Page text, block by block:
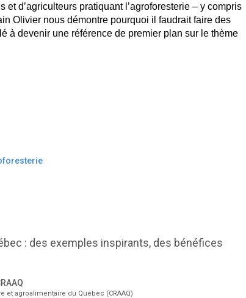
d’agriculteurs pratiquant l’agroforesterie – y compris
Olivier nous démontre pourquoi il faudrait faire des
à devenir une référence de premier plan sur le thème
: des exemples inspirants, des bénéfices
et agroalimentaire du Québec (CRAAQ)